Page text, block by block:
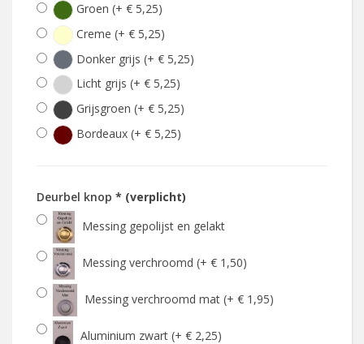
Groen (+ € 5,25)
Creme (+ € 5,25)
Donker grijs (+ € 5,25)
Licht grijs (+ € 5,25)
Grijsgroen (+ € 5,25)
Bordeaux (+ € 5,25)
Deurbel knop * (verplicht)
Messing gepolijst en gelakt
Messing verchroomd (+ € 1,50)
Messing verchroomd mat (+ € 1,95)
Aluminium zwart (+ € 2,25)